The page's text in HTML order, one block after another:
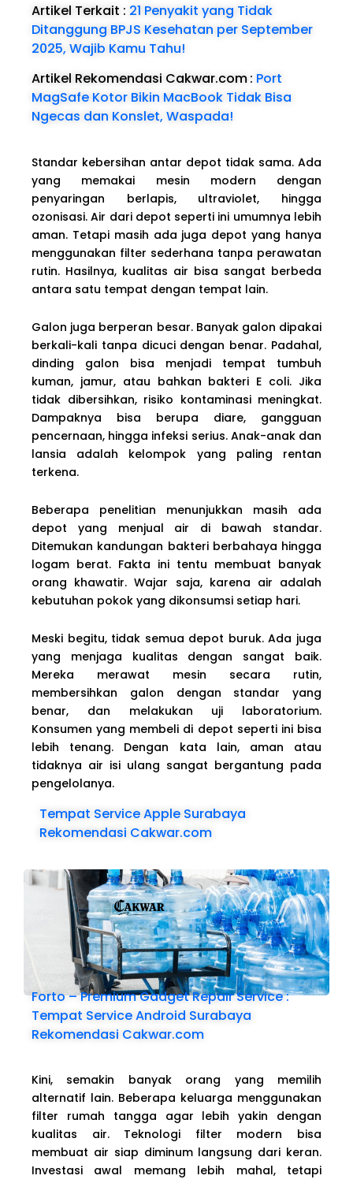
Artikel Terkait : 21 Penyakit yang Tidak
Ditanggung BPJS Kesehatan per September
2025, Wajib Kamu Tahu!
Artikel Rekomendasi Cakwar.com: Port
MagSafe Kotor Bikin MacBook Tidak Bisa
Ngecas dan Konslet, Waspada!
Standar kebersihan antar depot tidak sama. Ada
yang memakai mesin modern dengan
penyaringan berlapis, ultraviolet, hingga
ozonisasi. Air dari depot seperti ini umumnya lebih
aman. Tetapi masih ada juga depot yang hanya
menggunakan filter sederhana tanpa perawatan
rutin. Hasilnya, kualitas air bisa sangat berbeda
antara satu tempat dengan tempat lain.
Galon juga berperan besar. Banyak galon dipakai
berkali-kali tanpa dicuci dengan benar. Padahal,
dinding galon bisa menjadi tempat tumbuh
kuman, jamur, atau bahkan bakteri E coli. Jika
tidak dibersihkan, risiko kontaminasi meningkat.
Dampaknya bisa berupa diare, gangguan
pencernaan, hingga infeksi serius. Anak-anak dan
lansia adalah kelompok yang paling rentan
terkena.
Beberapa penelitian menunjukkan masih ada
depot yang menjual air di bawah standar.
Ditemukan kandungan bakteri berbahaya hingga
logam berat. Fakta ini tentu membuat banyak
orang khawatir. Wajar saja, karena air adalah
kebutuhan pokok yang dikonsumsi setiap hari.
Meski begitu, tidak semua depot buruk. Ada juga
yang menjaga kualitas dengan sangat baik.
Mereka merawat mesin secara rutin,
membersihkan galon dengan standar yang
benar, dan melakukan uji laboratorium.
Konsumen yang membeli di depot seperti ini bisa
lebih tenang. Dengan kata lain, aman atau
tidaknya air isi ulang sangat bergantung pada
pengelolanya.
Tempat Service Apple Surabaya
Rekomendasi Cakwar.com
Forto – Premium Gadget Repair Service :
Tempat Service Android Surabaya
Rekomendasi Cakwar.com
Kini, semakin banyak orang yang memilih
alternatif lain. Beberapa keluarga menggunakan
filter rumah tangga agar lebih yakin dengan
kualitas air. Teknologi filter modern bisa
membuat air siap diminum langsung dari keran.
Investasi awal memang lebih mahal, tetapi